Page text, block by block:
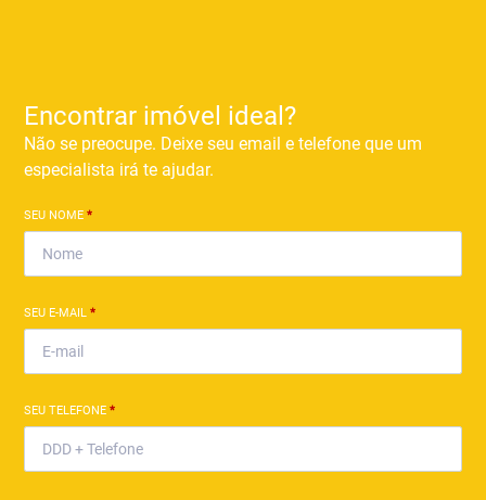
Encontrar imóvel ideal?
Não se preocupe. Deixe seu email e telefone que um
especialista irá te ajudar.
SEU NOME*
SEU E-MAIL*
SEU TELEFONE*